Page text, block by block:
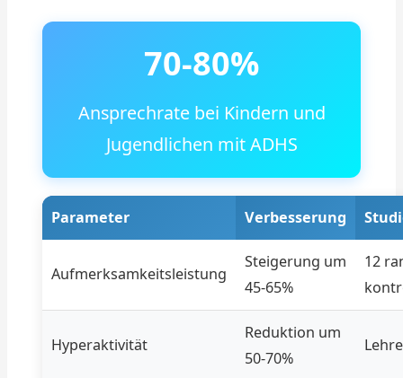
70-80%
Ansprechrate bei Kindern und
Jugendlichen mit ADHS
Parameter Verbesserung
Aufmerksamkeitsleistung
Steigerung um
45-65%
12
Hyperaktivität
Reduktion um
50-70%